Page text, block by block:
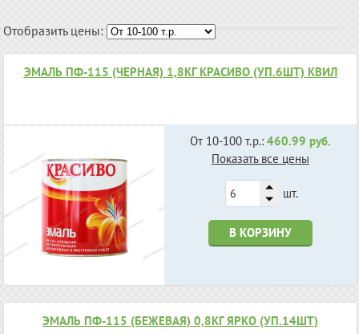
Отобразить цены:
ЭМАЛЬ ПФ-115 (ЧЕРНАЯ) 1,8КГ КРАСИВО (УП.6ШТ) КВИЛ
От 10-100 т.р.: 460.99 руб.
Показать все цены
шт.
В КОРЗИНУ
ЭМАЛЬ ПФ-115 (БЕЖЕВАЯ) 0,8КГ ЯРКО (УП.14ШТ)